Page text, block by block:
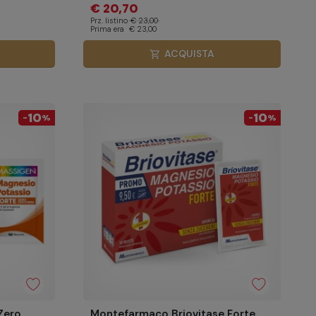
€ 20,70
Prz. listino € 23,00
Prima era € 23,00
shopping_cart ACQUISTA
-10% -10%